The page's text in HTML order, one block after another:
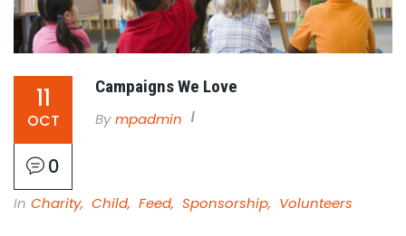
11
OCT
0
Campaigns We Love
By Mpadmin
In Charity, Child, Feed, Sponsorship, Volunteers